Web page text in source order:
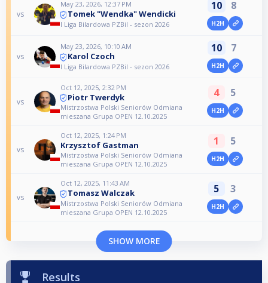
vs
May 23, 2026, 12:37 PM
Tomek "Wendka" Wendicki
I Liga Bilardowa PZBil - sezon 2026
10 8
H2H
vs
May 23, 2026, 10:10 AM
Karol Czoch
I Liga Bilardowa PZBil - sezon 2026
10 7
H2H
vs
Oct 12, 2025, 2:32 PM
Piotr Twerdyk
Mistrzostwa Polski Seniorów Odmiana
mieszana Grupa OPEN 12.10.2025
4 5
H2H
vs
Oct 12, 2025, 1:24 PM
Krzysztof Gastman
Mistrzostwa Polski Seniorów Odmiana
mieszana Grupa OPEN 12.10.2025
1 5
H2H
vs
Oct 12, 2025, 11:43 AM
Tomasz Walczak
Mistrzostwa Polski Seniorów Odmiana
mieszana Grupa OPEN 12.10.2025
5 3
H2H
SHOW MORE
Results